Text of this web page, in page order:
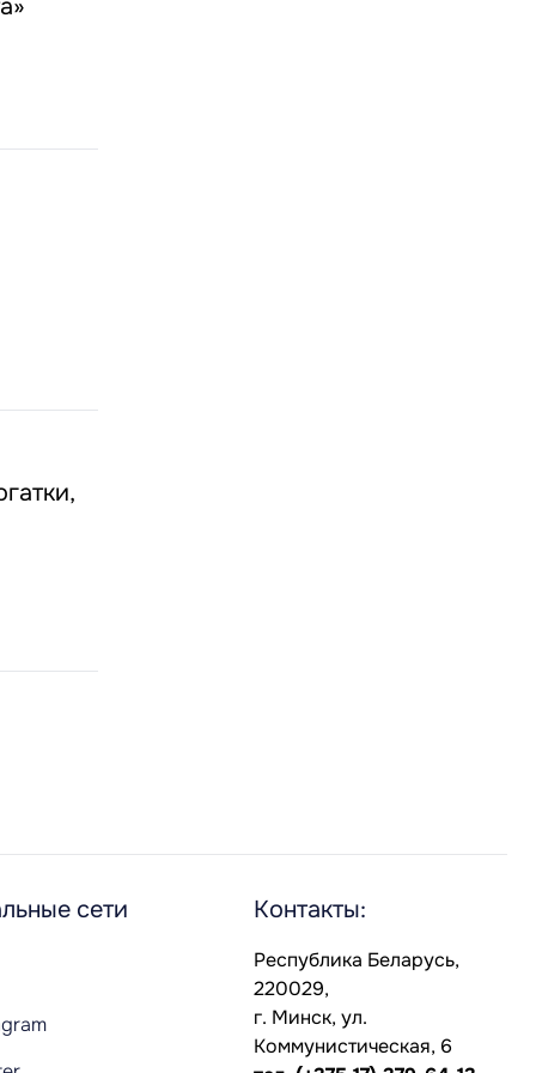
сети Контакты:
Республика Беларусь,
220029,
г. Минск, ул.
Коммунистическая, 6